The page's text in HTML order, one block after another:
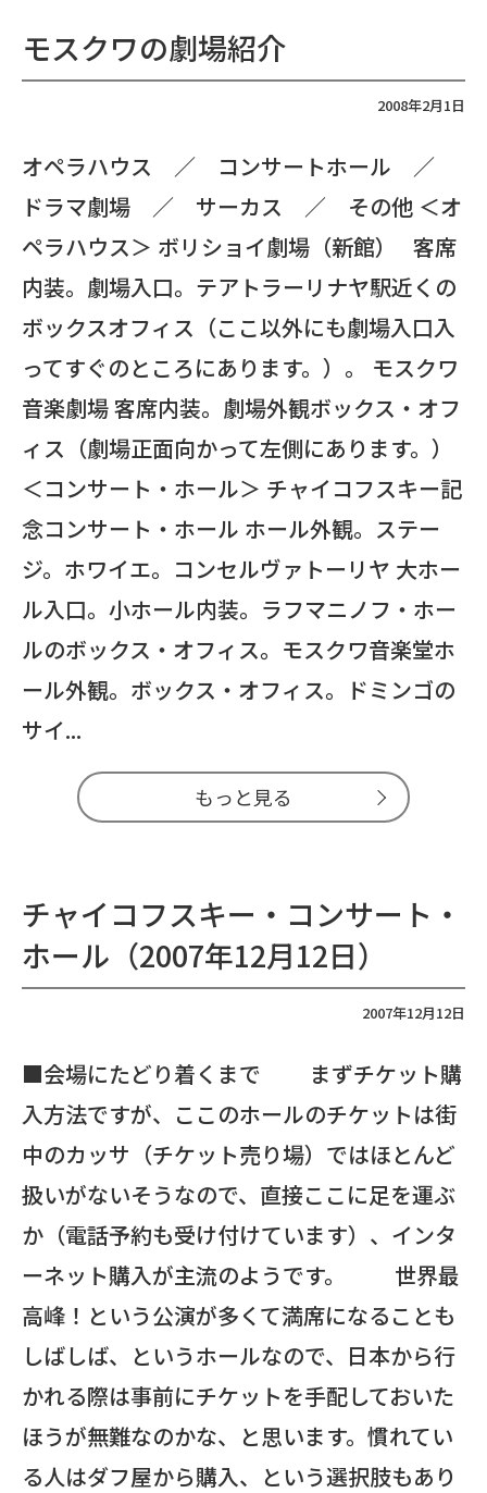
モスクワの劇場紹介
2008年2月1日
オペラハウス ／ コンサートホール ／
ドラマ劇場 ／ サーカス ／ その他 ＜オ
ペラハウス＞ ボリショイ劇場（新館） 客席
内装。劇場入口。テアトラーリナヤ駅近くの
ボックスオフィス（ここ以外にも劇場入口入
ってすぐのところにあります。）。 モスクワ
音楽劇場 客席内装。劇場外観ボックス・オフ
ィス（劇場正面向かって左側にあります。）
＜コンサート・ホール＞ チャイコフスキー記
念コンサート・ホール ホール外観。ステー
ジ。ホワイエ。コンセルヴァトーリヤ 大ホー
ル入口。小ホール内装。ラフマニノフ・ホー
ルのボックス・オフィス。モスクワ音楽堂ホ
ール外観。ボックス・オフィス。ドミンゴの
サイ...
もっと見る
チャイコフスキー・コンサート・
ホール（2007年12月12日）
2007年12月12日
■会場にたどり着くまで まずチケット購
入方法ですが、ここのホールのチケットは街
中のカッサ（チケット売り場）ではほとんど
扱いがないそうなので、直接ここに足を運ぶ
か（電話予約も受け付けています）、インタ
ーネット購入が主流のようです。 世界最
高峰！という公演が多くて満席になることも
しばしば、というホールなので、日本から行
かれる際は事前にチケットを手配しておいた
ほうが無難なのかな、と思います。慣れてい
る人はダフ屋から購入、という選択肢もあり